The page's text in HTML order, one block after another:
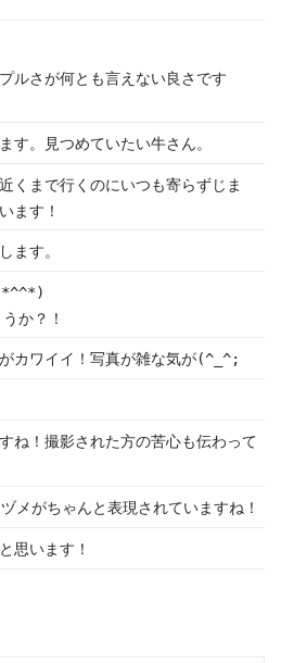
ルさが何とも言えない良さです
す。見つめていたい牛さん。
くまで行くのにいつも寄らずじま
ます！
ます。
か？！
カワイイ！写真が雑な気が(^_^;
ね！撮影された方の苦心も伝わって
メがちゃんと表現されていますね！
思います！